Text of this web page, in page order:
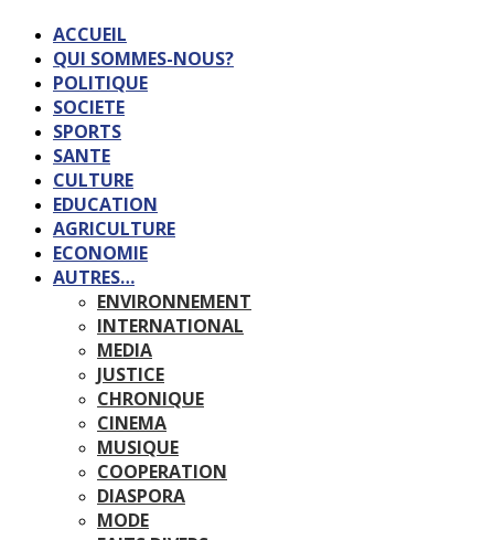
ACCUEIL
QUI SOMMES-NOUS?
POLITIQUE
SOCIETE
SPORTS
SANTE
CULTURE
EDUCATION
AGRICULTURE
ECONOMIE
AUTRES…
ENVIRONNEMENT
INTERNATIONAL
MEDIA
JUSTICE
CHRONIQUE
CINEMA
MUSIQUE
COOPERATION
DIASPORA
MODE